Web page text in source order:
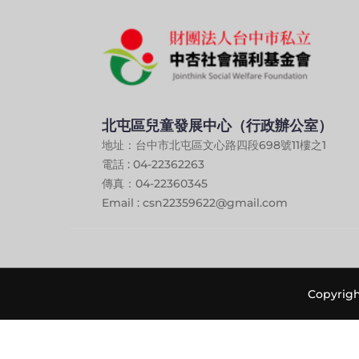
北屯區兒童發展中心（行政辦公室）
地址：台中市北屯區文心路四段698號11樓之1
電話 : 04-22362263
傳真：04-22360345
Email : csn22359622@gmail.com